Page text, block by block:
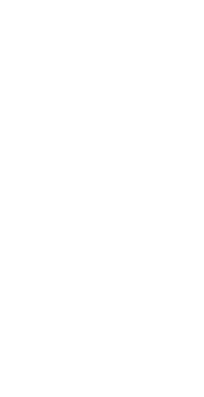
técnica